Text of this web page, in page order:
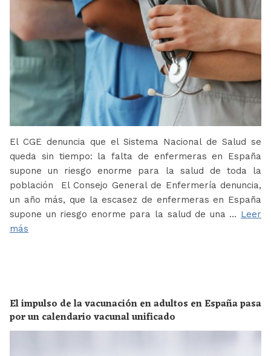
El CGE denuncia que el Sistema Nacional de Salud se
queda sin tiempo: la falta de enfermeras en España
supone un riesgo enorme para la salud de toda la
población El Consejo General de Enfermería denuncia,
un año más, que la escasez de enfermeras en España
supone un riesgo enorme para la salud de una … Leer
más
El impulso de la vacunación en adultos en España pasa
por un calendario vacunal unificado